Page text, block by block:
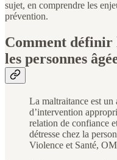
sujet, en comprendre les
prévention.
Comment définir
les personnes
La maltraitance est un
d’intervention
relation de confiance
détresse chez la
Violence et Santé,